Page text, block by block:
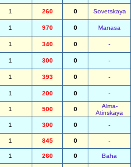
1 260 0 Sovetskaya
1 970 0 Manasa
1 340 0 -
1 300 0 -
1 393 0 -
1 200 0 -
1 500 0
Alma-
Atinskaya
1 300 0 -
1 845 0 -
1 260 0 Baha